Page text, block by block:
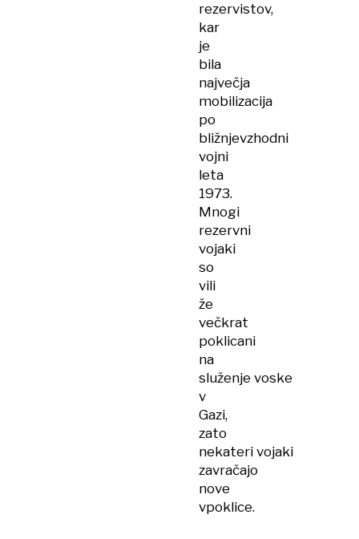
rezervistov,
kar
je
bila
največja
mobilizacija
po
bližnjevzhodni
vojni
leta
1973.
Mnogi
rezervni
vojaki
so
vili
že
večkrat
poklicani
na
služenje voske
v
Gazi,
zato
nekateri vojaki
zavračajo
nove
vpoklice.